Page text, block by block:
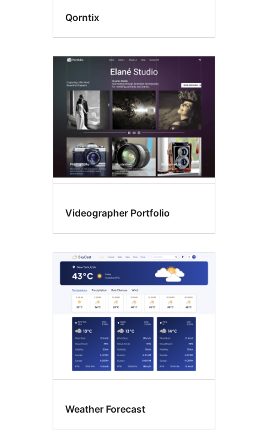
Qorntix
Videographer Portfolio
Weather Forecast